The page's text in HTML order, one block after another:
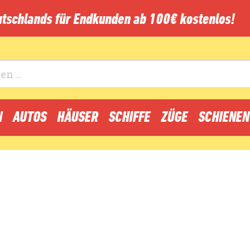
für Endkunden ab 100€ kostenlos!
AUTOS HÄUSER SCHIFFE ZÜGE SCHIENEN